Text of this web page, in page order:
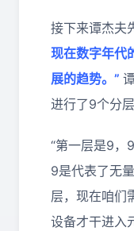
接下来谭杰夫
现在数字年代
展的趋势。”
进行了9个分层
“第一层是9，
9是代表了无
层，现在咱们
设备才干进入